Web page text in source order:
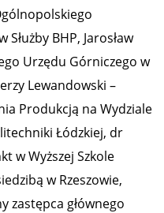
BHP, Jarosław
Urzędu Górniczego w
Lewandowski –
Produkcją na Wydziale
Łódzkiej, dr
w Wyższej Szkole
w Rzeszowie,
zastępca głównego